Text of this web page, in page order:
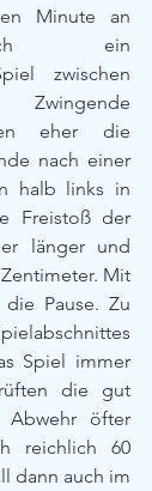
Minute an
ein
zwischen
eher die
nach einer
halb links in
Freistoß der
länger und
Mit
Pause. Zu
Spiel immer
die gut
Abwehr öfter
reichlich 60
dann auch im